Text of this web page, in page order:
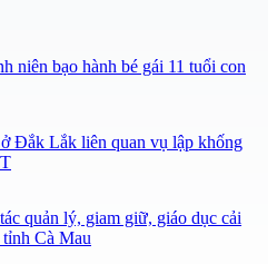
niên bạo hành bé gái 11 tuổi con
Đắk Lắk liên quan vụ lập khống
quản lý, giam giữ, giáo dục cải
tỉnh Cà Mau